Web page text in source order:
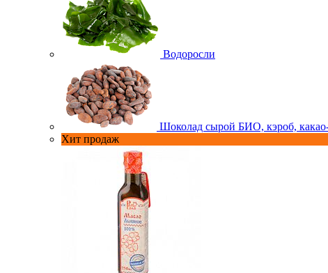
Водоросли
Шоколад сырой БИО, кэроб,
Хит продаж